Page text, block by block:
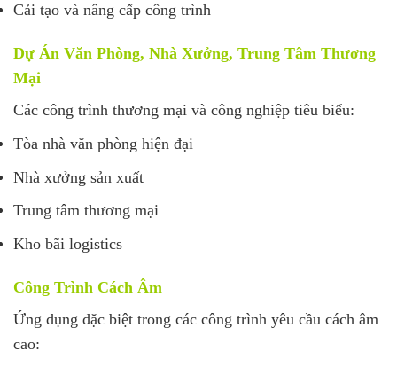
Cải tạo và nâng cấp công trình
Dự Án Văn Phòng, Nhà Xưởng, Trung Tâm Thương
Mại
Các công trình thương mại và công nghiệp tiêu biểu:
Tòa nhà văn phòng hiện đại
Nhà xưởng sản xuất
Trung tâm thương mại
Kho bãi logistics
Công Trình Cách Âm
Ứng dụng đặc biệt trong các công trình yêu cầu cách âm
cao: